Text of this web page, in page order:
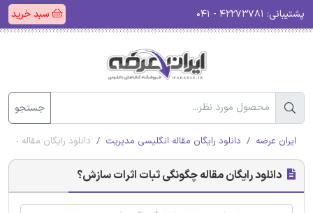
پشتیبانی: سبد خرید
جستجو
ایران عرضه دانلود رایگان مقاله انگلیسی مدیریت دانلود رایگان مقاله
دانلود رایگان مقاله چگونگی ثبات اثرات سازش؟